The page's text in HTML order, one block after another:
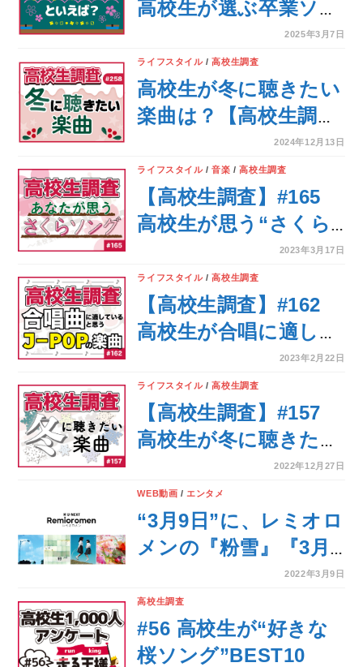
高校生が選ぶ卒業ソン
グランキング【高校生
調査 ＃271】
2025年3月7日
ライフスタイル/高校生調査
高校生が冬に聴きたい
楽曲は？【高校生調査
2024年12月13日
ライフスタイル/音楽 /高校生調査
【高校生調査】#165
高校生が思う“さくら
2023年3月17日
ライフスタイル/高校生調査
【高校生調査】#162
高校生が合唱に適して
いると思うJ-POPの楽
曲
2023年2月22日
ライフスタイル/高校生調査
【高校生調査】#157
高校生が冬に聴きたい
2022年12月27日
WEB動画 / エンタメ
“3月9日”に、レミオロ
メンの『粉雪』『3月9
日』を含む4曲のMVの
配信がU-NEXTにてス
タート！LIVE映像5作
品の独占配信も決定！
2022年3月9日
高校生調査
#56 高校生が“好きな
桜ソング”BEST10